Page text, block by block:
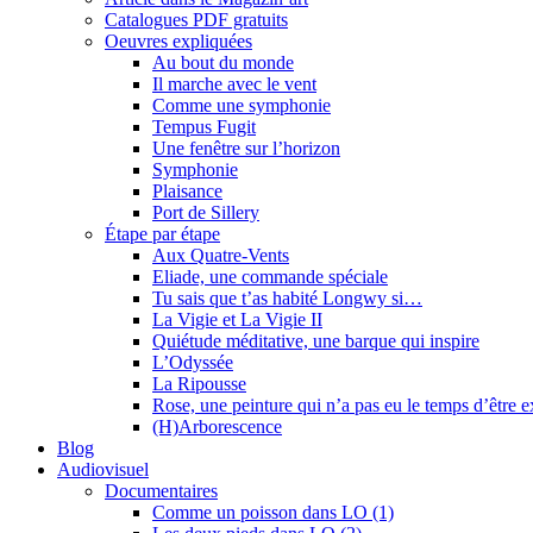
Catalogues PDF gratuits
Oeuvres expliquées
Au bout du monde
Il marche avec le vent
Comme une symphonie
Tempus Fugit
Une fenêtre sur l’horizon
Symphonie
Plaisance
Port de Sillery
Étape par étape
Aux Quatre-Vents
Eliade, une commande spéciale
Tu sais que t’as habité Longwy si…
La Vigie et La Vigie II
Quiétude méditative, une barque qui inspire
L’Odyssée
La Ripousse
Rose, une peinture qui n’a pas eu le temps d’être
(H)Arborescence
Blog
Audiovisuel
Documentaires
Comme un poisson dans LO (1)